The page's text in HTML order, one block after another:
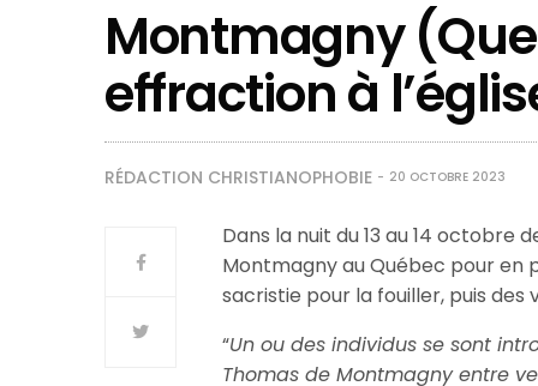
Montmagny
effraction à
RÉDACTION CHRISTIANOPHOBIE 20 OCTOBRE 2023
Dans la nuit du 13 au 14 octobre
Montmagny au Québec pour en
sacristie pour la fouiller, puis
“Un ou des individus se sont
Thomas de Montmagny entre